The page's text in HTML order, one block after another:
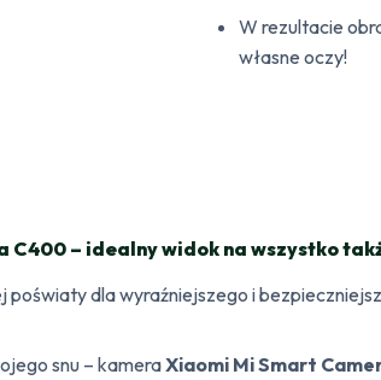
W rezultacie
własne oczy!
C400 – idealny widok na wszystko
dla wyraźniejszego i
snu – kameraXiaomi Mi Smart